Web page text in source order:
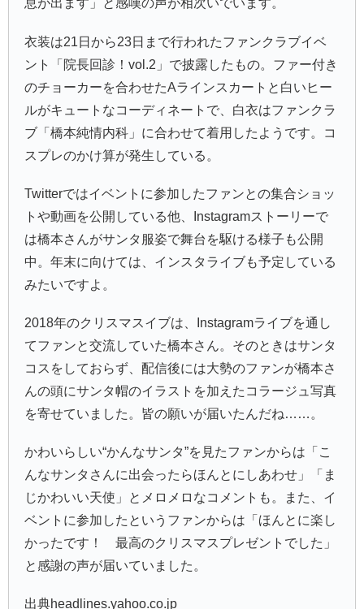
息が出ます」と感嘆の声が相次いでいます。
衣装は21日から23日まで行われたファンクラブイベ
ント「院長回診！vol.2」で披露したもの。ファー付き
のチョーカーを合わせたAラインスカートと白いヒー
ルがキュートなコーディネートで、白衣はファンクラ
ブ「橋本純情内科」に合わせて着用したようです。コ
スプレのかけ算が発生している。
Twitterではイベントに参加したファンとの集合ショッ
トや動画を公開している他、Instagramストーリーで
は橋本さんがサンタ服姿で舞台を駆ける様子も公開
中。年末に向けては、インスタライブも予定している
みたいですよ。
2018年のクリスマスイブは、Instagramライブを通し
てファンと交流していた橋本さん。そのときはサンタ
コスをしておらず、配信後には大勢のファンが橋本さ
んの頭にサンタ帽のイラストを加えたコラージュ写真
を寄せていました。皆の願いが届いたんだね……。
かわいらしい“かんなサンタ”を見たファンからは「こ
んなサンタさんに出会ったらほんとにしあわせ」「ま
じかわいい天使」とメロメロなコメントも。また、イ
ベントに参加したというファンからは「ほんとに楽し
かったです！ 最高のクリスマスプレゼントでした」
と感謝の声が届いていました。
出典headlines.yahoo.co.jp